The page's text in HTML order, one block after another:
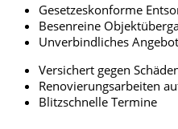
Gesetzeskonforme
Besenreine
Unverbindliches Angebot
Versichert gegen
Renovierungsarbeiten
Blitzschnelle Termine